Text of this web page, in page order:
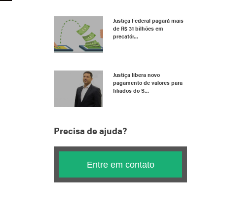
Justiça Federal pagará mais
de R$ 31 bilhões em
precatór...
Justiça libera novo
pagamento de valores para
filiados do S...
Precisa de ajuda?
Entre em contato